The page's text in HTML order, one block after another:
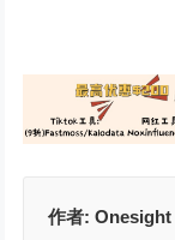
作者:Onesight